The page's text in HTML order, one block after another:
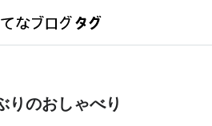
りのおしゃべり